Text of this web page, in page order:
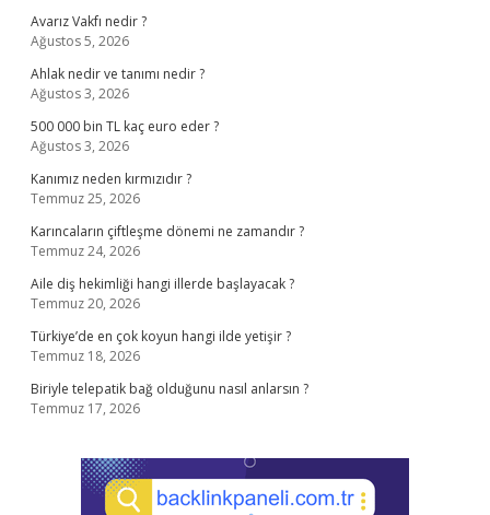
Avarız Vakfı nedir ?
Ağustos 5, 2026
Ahlak nedir ve tanımı nedir ?
Ağustos 3, 2026
500 000 bin TL kaç euro eder ?
Ağustos 3, 2026
Kanımız neden kırmızıdır ?
Temmuz 25, 2026
Karıncaların çiftleşme dönemi ne zamandır ?
Temmuz 24, 2026
Aile diş hekimliği hangi illerde başlayacak ?
Temmuz 20, 2026
Türkiye’de en çok koyun hangi ilde yetişir ?
Temmuz 18, 2026
Biriyle telepatik bağ olduğunu nasıl anlarsın ?
Temmuz 17, 2026